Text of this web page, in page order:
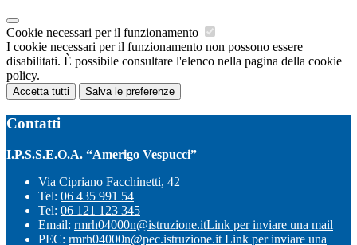
Cookie necessari per il funzionamento
I cookie necessari per il funzionamento non possono essere
disabilitati. È possibile consultare l'elenco nella pagina della cookie
policy.
Accetta tutti Salva le preferenze
Contatti
I.P.S.S.E.O.A. “Amerigo Vespucci”
Via Cipriano Facchinetti, 42
Tel: 06 435 991 54
Tel: 06 121 123 345
Email: rmrh04000n@istruzione.itLink per inviare una mail
PEC: rmrh04000n@pec.istruzione.it Link per inviare una